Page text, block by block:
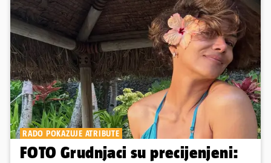
RADO POKAZUJE ATRIBUTE
FOTO Grudnjaci su precijenjeni: